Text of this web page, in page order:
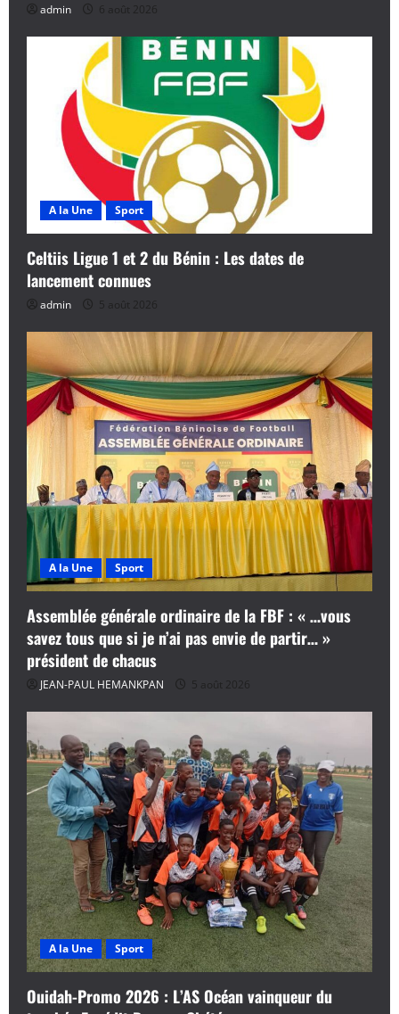
admin 6 août 2026
A la Une Sport
Celtiis Ligue 1 et 2 du Bénin : Les dates de
lancement connues
admin 5 août 2026
A la Une Sport
Assemblée générale ordinaire de la FBF : « …vous
savez tous que si je n’ai pas envie de partir… »
président de chacus
JEAN-PAUL HEMANKPAN 5 août 2026
A la Une Sport
Ouidah-Promo 2026 : L’AS Océan vainqueur du